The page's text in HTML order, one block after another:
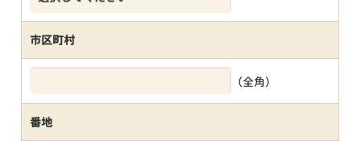
市区町村
（全角）
番地